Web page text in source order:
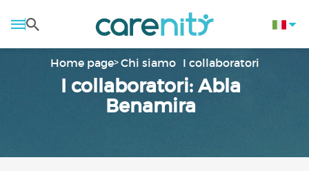
Home page Chi siamo I collaboratori
I collaboratori: Abla
Benamira